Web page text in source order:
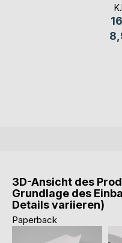
3D-Ansicht des
Grundlage des
Details variieren)
Paperback